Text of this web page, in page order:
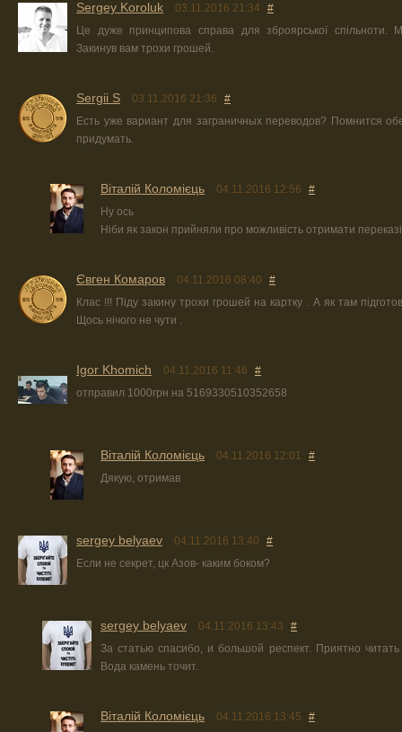
Sergey Koroluk 03.11.2016 21:34
#
Це дуже принципова справа для зброярської спільноти.
Закинув вам трохи грошей.
Sergii S 03.11.2016 21:36
#
Есть уже вариант для заграничных переводов? Помнится
придумать.
Віталій Коломієць 04.11.2016 12:56
#
Ну ось
Ніби як закон прийняли про можливість отримати
Євген Комаров 04.11.2016 08:40
#
Клас !!! Піду закину трохи грошей на картку . А як там
Щось нічого не чути .
Igor Khomich 04.11.2016 11:46
#
отправил 1000грн на 5169330510352658
Віталій Коломієць 04.11.2016 12:01
#
Дякую, отримав
sergey belyaev 04.11.2016 13:40
#
Если не секрет, цк Азов- каким боком?
sergey belyaev 04.11.2016 13:43
#
За статью спасибо, и большой респект. Приятно
Вода камень точит.
Віталій Коломієць 04.11.2016 13:45
#